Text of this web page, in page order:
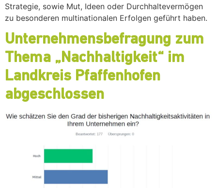
Strategie, sowie Mut, Ideen oder Durchhaltevermögen
zu besonderen multinationalen Erfolgen geführt haben.
Unternehmensbefragung zum
Thema „Nachhaltigkeit“ im
Landkreis Pfaffenhofen
abgeschlossen